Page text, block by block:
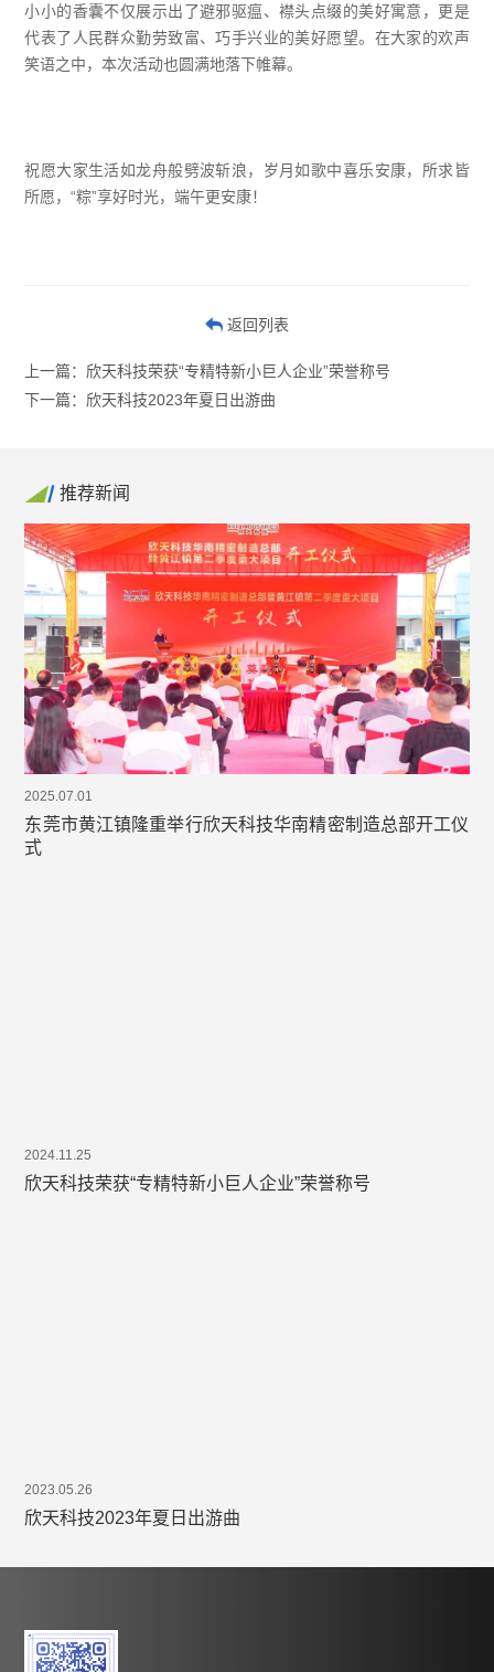
小小的香囊不仅展示出了避邪驱瘟、襟头点缀的美好寓意，更是
代表了人民群众勤劳致富、巧手兴业的美好愿望。在大家的欢声
笑语之中，本次活动也圆满地落下帷幕。
祝愿大家生活如龙舟般劈波斩浪，岁月如歌中喜乐安康，所求皆
所愿，“粽”享好时光，端午更安康！
返回列表
上一篇：欣天科技荣获“专精特新小巨人企业”荣誉称号
下一篇：欣天科技2023年夏日出游曲
推荐新闻
2025.07.01
东莞市黄江镇隆重举行欣天科技华南精密制造总部开工仪
式
2024.11.25
欣天科技荣获“专精特新小巨人企业”荣誉称号
2023.05.26
欣天科技2023年夏日出游曲